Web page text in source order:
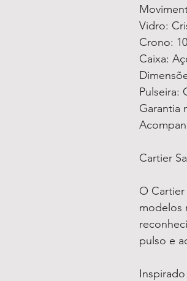
Vidro:
Crono:
Caixa:
Pulseira:
Garantia
Cartier
O
modelos
pulso e